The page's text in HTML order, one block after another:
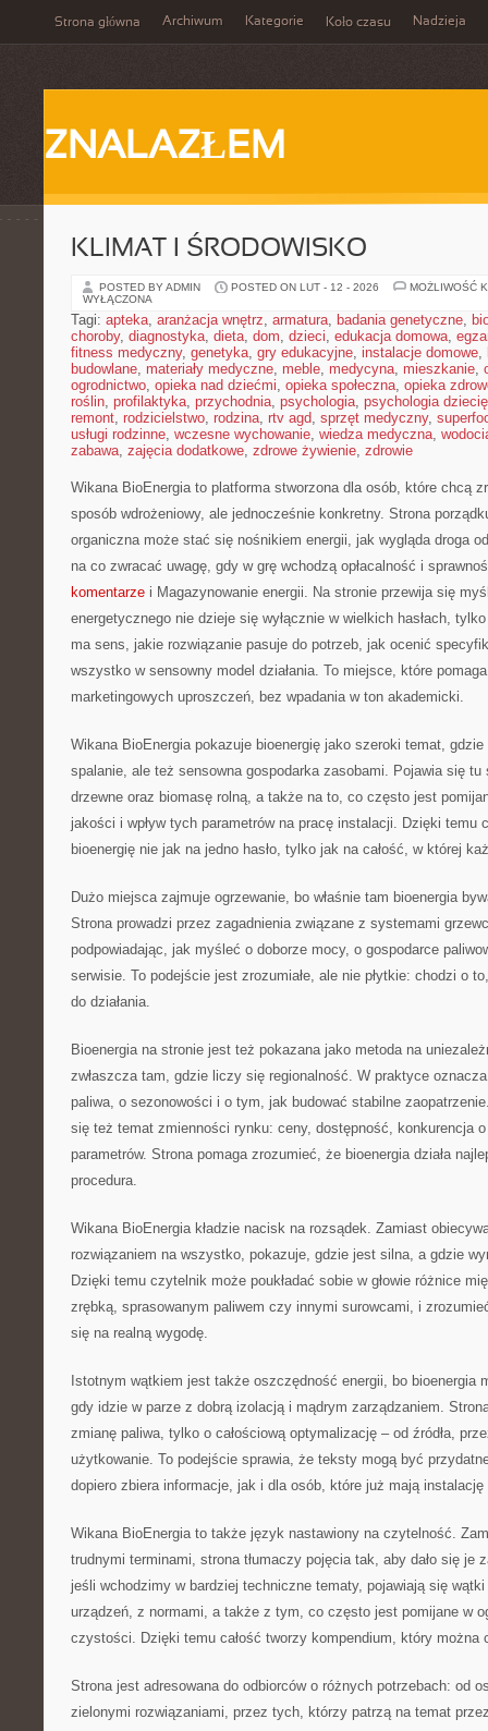
Strona główna Archiwum Kategorie Koło czasu Nadzieja
ZNALAZŁEM
KLIMAT I ŚRODOWISKO
POSTED BY ADMIN POSTED ON LUT - 12 - 2026
MOŻLIWOŚĆ
WYŁĄCZONA
Tagi: apteka, aranżacja wnętrz, armatura, badania genetyczne,
choroby, diagnostyka, dieta, dom, dzieci, edukacja domowa,
fitness medyczny, genetyka, gry edukacyjne, instalacje domowe,
budowlane, materiały medyczne, meble, medycyna, mieszkanie,
ogrodnictwo, opieka nad dziećmi, opieka społeczna, opieka
roślin, profilaktyka, przychodnia, psychologia, psychologia
remont, rodzicielstwo, rodzina, rtv agd, sprzęt medyczny,
usługi rodzinne, wczesne wychowanie, wiedza medyczna,
zabawa, zajęcia dodatkowe, zdrowe żywienie, zdrowie
Wikana BioEnergia to platforma stworzona dla osób, które chcą
sposób wdrożeniowy, ale jednocześnie konkretny. Strona
organiczna może stać się nośnikiem energii, jak wygląda droga
na co zwracać uwagę, gdy w grę wchodzą opłacalność i
komentarze i Magazynowanie energii. Na stronie przewija się
energetycznego nie dzieje się wyłącznie w wielkich hasłach,
ma sens, jakie rozwiązanie pasuje do potrzeb, jak ocenić
wszystko w sensowny model działania. To miejsce, które
marketingowych uproszczeń, bez wpadania w ton akademicki.
Wikana BioEnergia pokazuje bioenergię jako szeroki temat,
spalanie, ale też sensowna gospodarka zasobami. Pojawia się tu
drzewne oraz biomasę rolną, a także na to, co często jest
jakości i wpływ tych parametrów na pracę instalacji. Dzięki
bioenergię nie jak na jedno hasło, tylko jak na całość, w której
Dużo miejsca zajmuje ogrzewanie, bo właśnie tam bioenergia
Strona prowadzi przez zagadnienia związane z systemami
podpowiadając, jak myśleć o doborze mocy, o gospodarce
serwisie. To podejście jest zrozumiałe, ale nie płytkie: chodzi o
do działania.
Bioenergia na stronie jest też pokazana jako metoda na
zwłaszcza tam, gdzie liczy się regionalność. W praktyce
paliwa, o sezonowości i o tym, jak budować stabilne
się też temat zmienności rynku: ceny, dostępność, konkurencja
parametrów. Strona pomaga zrozumieć, że bioenergia działa
procedura.
Wikana BioEnergia kładzie nacisk na rozsądek. Zamiast
rozwiązaniem na wszystko, pokazuje, gdzie jest silna, a gdzie
Dzięki temu czytelnik może poukładać sobie w głowie różnice
zrębką, sprasowanym paliwem czy innymi surowcami, i
się na realną wygodę.
Istotnym wątkiem jest także oszczędność energii, bo bioenergia
gdy idzie w parze z dobrą izolacją i mądrym zarządzaniem.
zmianę paliwa, tylko o całościową optymalizację – od źródła,
użytkowanie. To podejście sprawia, że teksty mogą być
dopiero zbiera informacje, jak i dla osób, które już mają
Wikana BioEnergia to także język nastawiony na czytelność.
trudnymi terminami, strona tłumaczy pojęcia tak, aby dało się je
jeśli wchodzimy w bardziej techniczne tematy, pojawiają się
urządzeń, z normami, a także z tym, co często jest pomijane w
czystości. Dzięki temu całość tworzy kompendium, który można
Strona jest adresowana do odbiorców o różnych potrzebach: od
zielonymi rozwiązaniami, przez tych, którzy patrzą na temat